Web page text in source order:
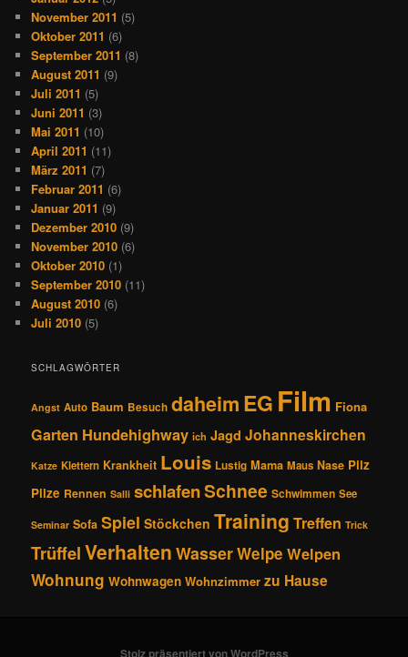
November 2011 (5)
Oktober 2011 (6)
September 2011 (8)
August 2011 (9)
Juli 2011 (5)
Juni 2011 (3)
Mai 2011 (10)
April 2011 (11)
März 2011 (7)
Februar 2011 (6)
Januar 2011 (9)
Dezember 2010 (9)
November 2010 (6)
Oktober 2010 (1)
September 2010 (11)
August 2010 (6)
Juli 2010 (5)
SCHLAGWÖRTER
Angst Auto Baum Besuch daheimEG Film Fiona
Garten Hundehighway ich Jagd Johanneskirchen
Katze Klettern Krankheit Louis Lustig Mama Maus Nase Pilz
Pilze Rennen Salli schlafenSchnee Schwimmen See
Seminar Sofa Spiel Stöckchen Training Treffen Trick
TrüffelVerhalten WasserWelpe Welpen
Wohnung Wohnwagen Wohnzimmer zu Hause
Stolz präsentiert von WordPress